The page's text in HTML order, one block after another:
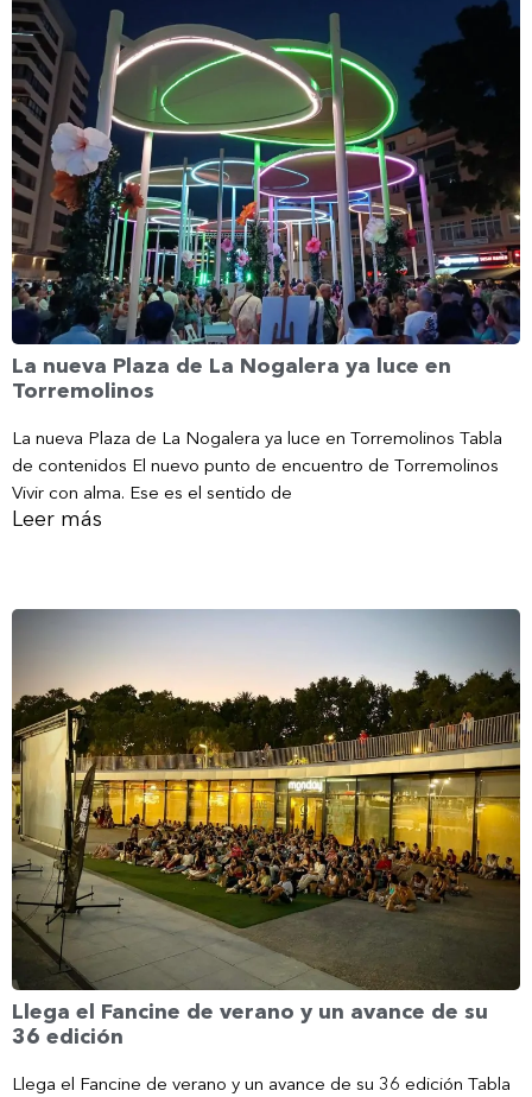
La nueva Plaza de La Nogalera ya luce en
Torremolinos
La nueva Plaza de La Nogalera ya luce en Torremolinos Tabla
de contenidos El nuevo punto de encuentro de Torremolinos
Vivir con alma. Ese es el sentido de
Leer más
Llega el Fancine de verano y un avance de su
36 edición
Llega el Fancine de verano y un avance de su 36 edición Tabla